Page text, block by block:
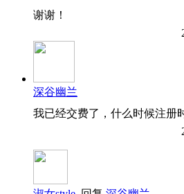
谢谢！
深谷幽兰
我已经交费了，什么时候注册